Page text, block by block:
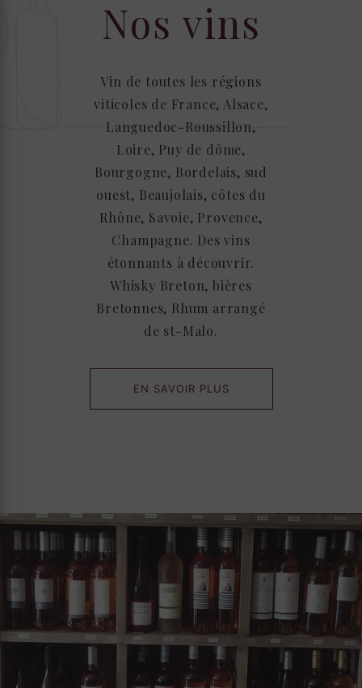
Nos vins
Vin de toutes les régions
viticoles de France, Alsace,
Languedoc-Roussillon,
Loire, Puy de dôme,
Bourgogne, Bordelais, sud
ouest, Beaujolais, côtes du
Rhône, Savoie, Provence,
Champagne. Des vins
étonnants à découvrir.
Whisky Breton, bières
Bretonnes, Rhum arrangé
de st-Malo.
EN SAVOIR PLUS